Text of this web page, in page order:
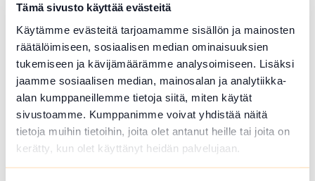
Tämä sivusto käyttää evästeitä
Käytämme evästeitä tarjoamamme sisällön ja mainosten
räätälöimiseen, sosiaalisen median ominaisuuksien
tukemiseen ja kävijämäärämme analysoimiseen. Lisäksi
jaamme sosiaalisen median, mainosalan ja analytiikka-
alan kumppaneillemme tietoja siitä, miten käytät
sivustoamme. Kumppanimme voivat yhdistää näitä
tietoja muihin tietoihin, joita olet antanut heille tai joita on
kerätty, kun olet käyttänyt heidän palvelujaan.
ELO 08 2026
Kuumia aaltoja (K-18)
Riihimäki
Toisilleen tuntemattomat Anne A. ja
Anne P. ovat tulleet karaokebaariin
viettämään iltaa. Karaokeillan aikana
sielunsiskot nauravat itselleen ja